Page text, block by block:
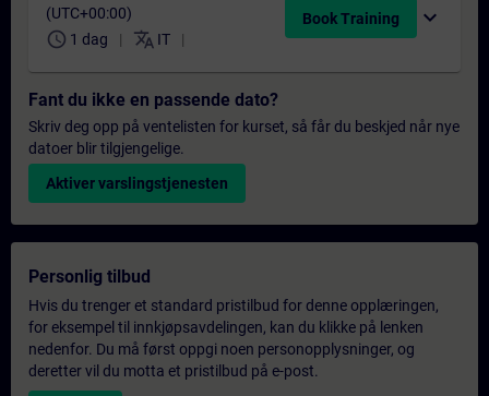
(UTC+00:00)
schedule 1 dag translate IT
Book Training expand_more
Fant du ikke en passende dato?
Skriv deg opp på ventelisten for kurset, så får du beskjed når nye
datoer blir tilgjengelige.
Aktiver varslingstjenesten
Personlig tilbud
Hvis du trenger et standard pristilbud for denne opplæringen,
for eksempel til innkjøpsavdelingen, kan du klikke på lenken
nedenfor. Du må først oppgi noen personopplysninger, og
deretter vil du motta et pristilbud på e-post.